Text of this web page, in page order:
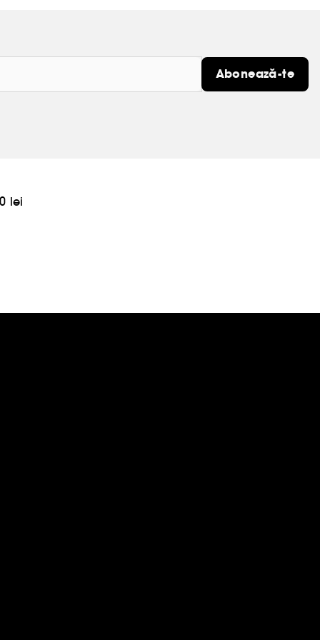
Abonează-te
lei